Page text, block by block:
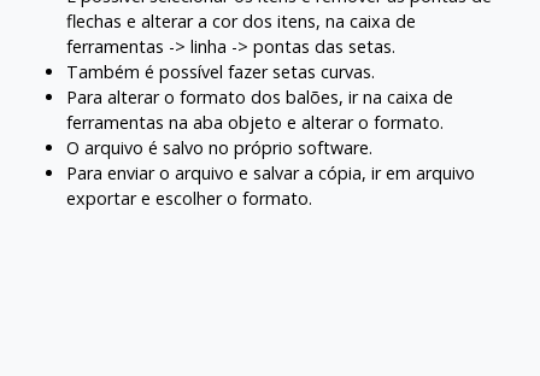
flechas e alterar a cor dos itens, na caixa de
ferramentas -> linha -> pontas das setas.
Também é possível fazer setas curvas.
Para alterar o formato dos balões, ir na caixa de
ferramentas na aba objeto e alterar o formato.
O arquivo é salvo no próprio software.
Para enviar o arquivo e salvar a cópia, ir em arquivo
exportar e escolher o formato.